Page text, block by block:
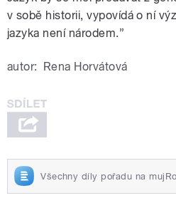
v sobě historii, vypovídá o ní
jazyka není národem.”
autor: Rena Horvátová
Všechny díly pořadu na